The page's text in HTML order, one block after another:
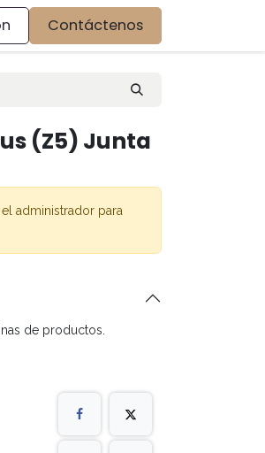
Contáctenos
(Z5) Junta
administrador para
de productos.